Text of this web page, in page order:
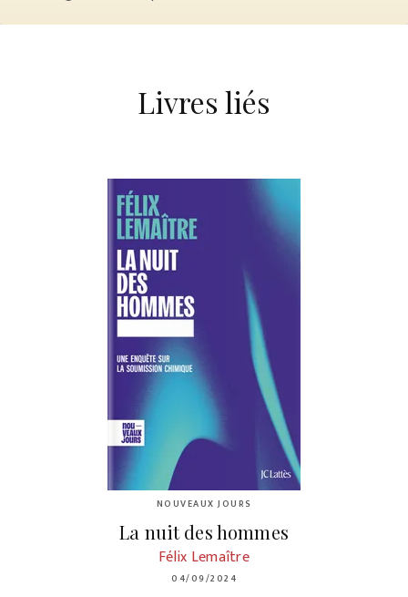
Livres liés
NOUVEAUX JOURS
La nuit des hommes
Félix Lemaître
04/09/2024